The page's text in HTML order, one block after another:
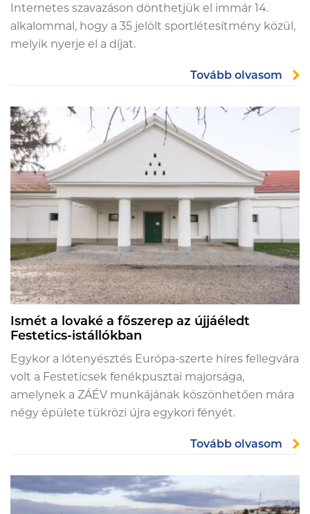
Internetes szavazáson dönthetjük el immár 14.
alkalommal, hogy a 35 jelölt sportlétesítmény közül,
melyik nyerje el a díjat.
Tovább olvasom
Ismét a lovaké a főszerep az újjáéledt
Festetics-istállókban
Egykor a lótenyésztés Európa-szerte híres fellegvára
volt a Festeticsek fenékpusztai majorsága,
amelynek a ZÁÉV munkájának köszönhetően mára
négy épülete tükrözi újra egykori fényét.
Tovább olvasom